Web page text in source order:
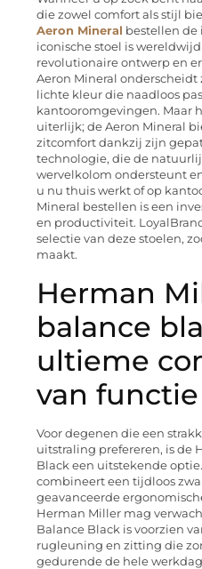
die zowel comfort als stijl
Aeron Mineral bestellen de
iconische stoel is
revolutionaire ontwerp en
Aeron Mineral
lichte kleur die naadloos
kantooromgevingen. Maar
uiterlijk; de Aeron Mineral
zitcomfort dankzij zijn
technologie, die de
wervelkolom ondersteunt
u nu thuis werkt of op
Mineral bestellen is een
en productiviteit.
selectie van deze stoelen,
maakt.
Herman
balance
ultieme
van
Voor degenen die een
uitstraling prefereren, is de
Black een uitstekende
combineert een tijdloos
geavanceerde
Herman Miller mag
Balance Black is voorzien
rugleuning en zitting die
gedurende de hele